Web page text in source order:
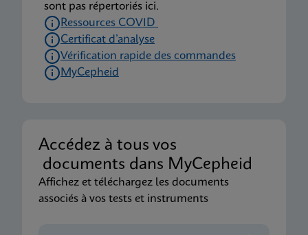
sont pas répertoriés ici.
Ressources COVID
Certificat d’analyse
Vérification rapide des commandes
MyCepheid
Accédez à tous vos
documents dans MyCepheid
Affichez et téléchargez les documents
associés à vos tests et instruments